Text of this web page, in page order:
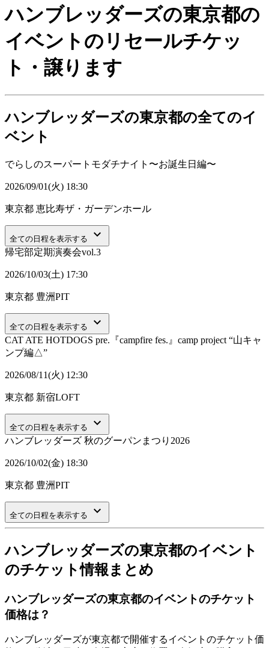
ハンブレッダーズの東京都の
イベントのリセールチケッ
ト・譲ります
ハンブレッダーズの東京都の全てのイ
ベント
でらしのスーパートモダチナイト〜お誕生日編〜
2026/09/01(火) 18:30
東京都 恵比寿ザ・ガーデンホール
全ての日程を表示する keyboard_arrow_down
帰宅部定期演奏会vol.3
2026/10/03(土) 17:30
東京都 豊洲PIT
全ての日程を表示する keyboard_arrow_down
CAT ATE HOTDOGS pre.『campfire fes.』camp project “山キャ
ンプ編△”
2026/08/11(火) 12:30
東京都 新宿LOFT
全ての日程を表示する keyboard_arrow_down
ハンブレッダーズ 秋のグーパンまつり2026
2026/10/02(金) 18:30
東京都 豊洲PIT
全ての日程を表示する keyboard_arrow_down
ハンブレッダーズの東京都のイベント
のチケット情報まとめ
ハンブレッダーズの東京都のイベントのチケット
価格は？
ハンブレッダーズが東京都で開催するイベントのチケット価